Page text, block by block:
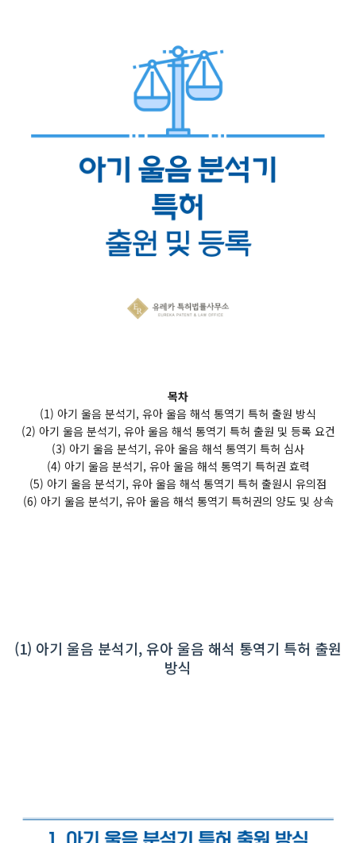
목차
(1) 아기 울음 분석기, 유아 울음 해석 통역기 특허 출원 방식
(2) 아기 울음 분석기, 유아 울음 해석 통역기 특허 출원 및 등록 요건
(3) 아기 울음 분석기, 유아 울음 해석 통역기 특허 심사
(4) 아기 울음 분석기, 유아 울음 해석 통역기 특허권 효력
(5) 아기 울음 분석기, 유아 울음 해석 통역기 특허 출원시 유의점
(6) 아기 울음 분석기, 유아 울음 해석 통역기 특허권의 양도 및 상속
(1) 아기 울음 분석기, 유아 울음 해석 통역기 특허 출원
방식